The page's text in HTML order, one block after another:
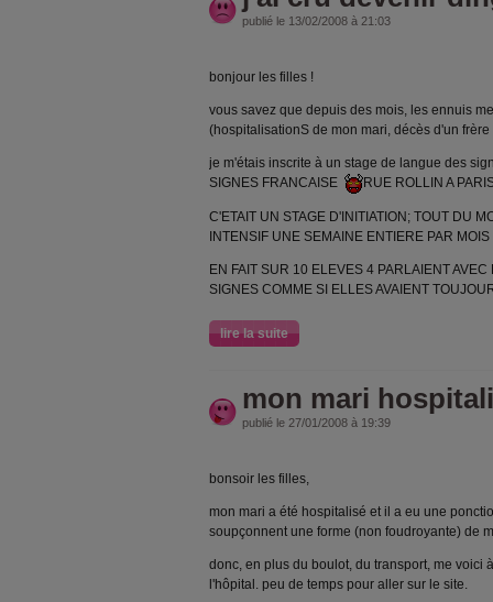
publié le 13/02/2008 à 21:03
bonjour les filles !
vous savez que depuis des mois, les ennuis
(hospitalisationS de mon mari, décès d'un frère
je m'étais inscrite à un stage de langue des
SIGNES FRANCAISE
RUE ROLLIN A
C'ETAIT UN STAGE D'INITIATION; TOUT DU
INTENSIF UNE SEMAINE ENTIERE PAR
EN FAIT SUR 10 ELEVES 4 PARLAIENT
SIGNES COMME SI ELLES AVAIENT
lire la suite
mon mari
publié le 27/01/2008 à 19:39
bonsoir les filles,
mon mari a été hospitalisé et il a eu une
soupçonnent une forme (non foudroyante) de
donc, en plus du boulot, du transport, me voici
l'hôpital. peu de temps pour aller sur le site.